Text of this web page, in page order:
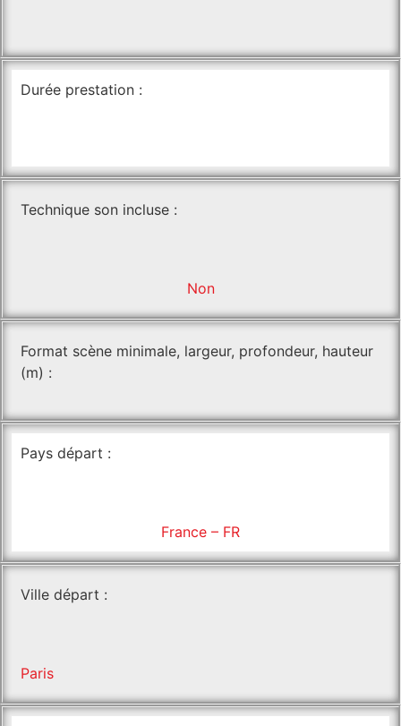
Durée prestation :
Technique son incluse :
Non
Format scène minimale, largeur, profondeur, hauteur
(m) :
Pays départ :
France – FR
Ville départ :
Paris